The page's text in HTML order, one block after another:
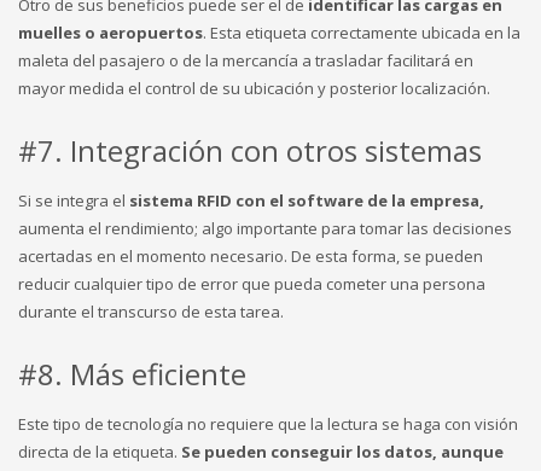
Otro de sus beneficios puede ser el de identificar las cargas en
muelles o aeropuertos. Esta etiqueta correctamente ubicada en la
maleta del pasajero o de la mercancía a trasladar facilitará en
mayor medida el control de su ubicación y posterior localización.
#7. Integración con otros sistemas
Si se integra el sistema RFID con el software de la empresa,
aumenta el rendimiento; algo importante para tomar las decisiones
acertadas en el momento necesario. De esta forma, se pueden
reducir cualquier tipo de error que pueda cometer una persona
durante el transcurso de esta tarea.
#8. Más eficiente
Este tipo de tecnología no requiere que la lectura se haga con visión
directa de la etiqueta. Se pueden conseguir los datos, aunque